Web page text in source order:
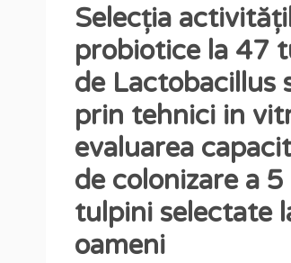
Selecția
probiotice la 47
de Lactobacillus
prin tehnici in
evaluarea
de colonizare a 5
tulpini selectate
oameni